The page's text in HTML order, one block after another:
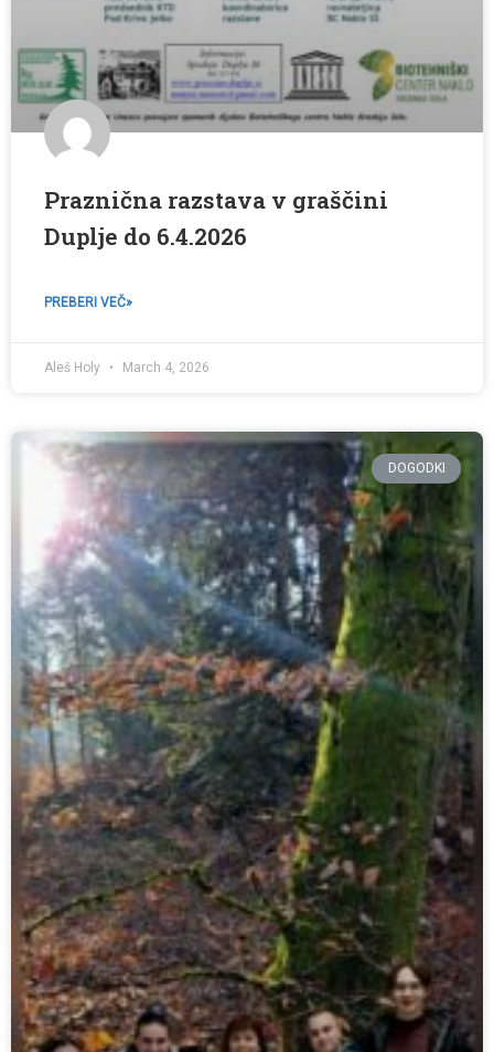
Praznična razstava v graščini
Duplje do 6.4.2026
PREBERI VEČ»
Aleš Holy March 4, 2026
DOGODKI